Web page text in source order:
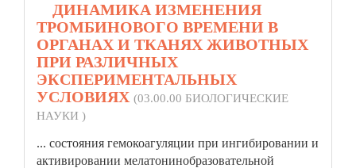
ДИНАМИКА ИЗМЕНЕНИЯ
ТРОМБИНОВОГО ВРЕМЕНИ В
ОРГАНАХ И ТКАНЯХ ЖИВОТНЫХ
ПРИ РАЗЛИЧНЫХ
ЭКСПЕРИМЕНТАЛЬНЫХ
УСЛОВИЯХ (03.00.00 БИОЛОГИЧЕСКИЕ
НАУКИ )
... состояния гемокоагуляции при ингибировании и
активировании мелатонинобразовательной